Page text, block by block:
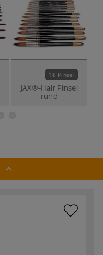
18 Pinsel
JAX®-Hair Pinsel
rund